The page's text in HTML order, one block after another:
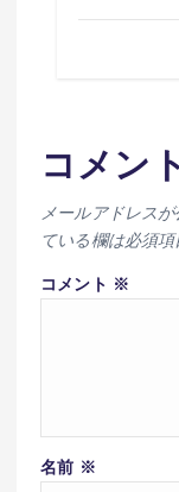
コメン
メールアドレスが
ている欄は必須
コメント ※
名前 ※